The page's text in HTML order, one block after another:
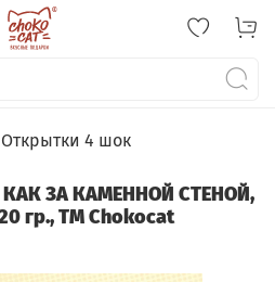
Открытки 4 шок
КАК ЗА КАМЕННОЙ СТЕНОЙ,
гр., TM Chokocat